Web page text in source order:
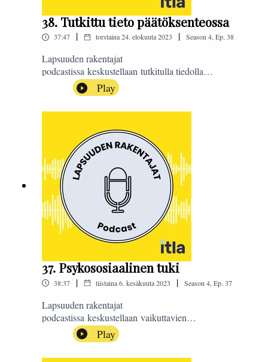
38. Tutkittu tieto päätöksenteossa
37:47 | torstaina 24. elokuuta 2023 | Season4,Ep. 38
Lapsuuden rakentajat
podcastissa keskustellaan tutkitulla tiedolla
vaikuttamisesta ja tiedon käytöstä
päätöksenteossa. Perustuuko päätöksenteko Suomessa
riittävästi tutkittuun tietoon? Missä tutkittua tietoa
johtava tiedeasiantuntija Erika Lilja Suomen
Akatemiasta ja toimitusjohtaja, dosentti Liisa
Suvikumpu Säätiöt ja rahastot ry:stä. Podcastin on
toimittanut Sanna Ra.#LapsuudenRakentajat
Play
37. Psykososiaalinen tuki
38:37 | tiistaina 6. kesäkuuta 2023 | Season 4 Ep. 37
Lapsuuden rakentajat
podcastissa keskustellaan vaikuttavien
psykososiaalisten menetelmien käytöstä suomalaisessa
palvelujärjestelmässä ja siitä, voiko priorisoinnilla
tuottaa tehokkaammin yhdenvertaista ja sopivaa
Play